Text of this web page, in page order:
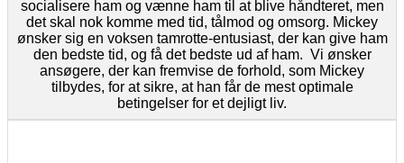
socialisere ham og vænne ham til at blive håndteret, men
det skal nok komme med tid, tålmod og omsorg. Mickey
ønsker sig en voksen tamrotte-entusiast, der kan give ham
den bedste tid, og få det bedste ud af ham. Vi ønsker
ansøgere, der kan fremvise de forhold, som Mickey
tilbydes, for at sikre, at han får de mest optimale
betingelser for et dejligt liv.